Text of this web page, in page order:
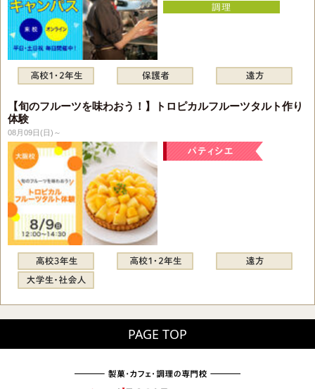
【旬のフルーツを味わおう！】トロピカルフルーツタルト作り
体験
08月09日(日)～
PAGE TOP